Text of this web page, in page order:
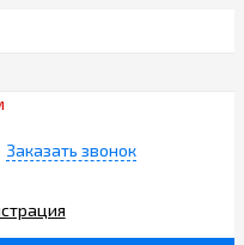
Заказать звонок